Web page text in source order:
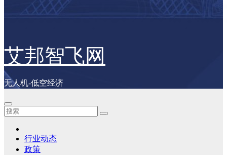
艾邦智飞网
无人机-低空经济
行业动态
政策